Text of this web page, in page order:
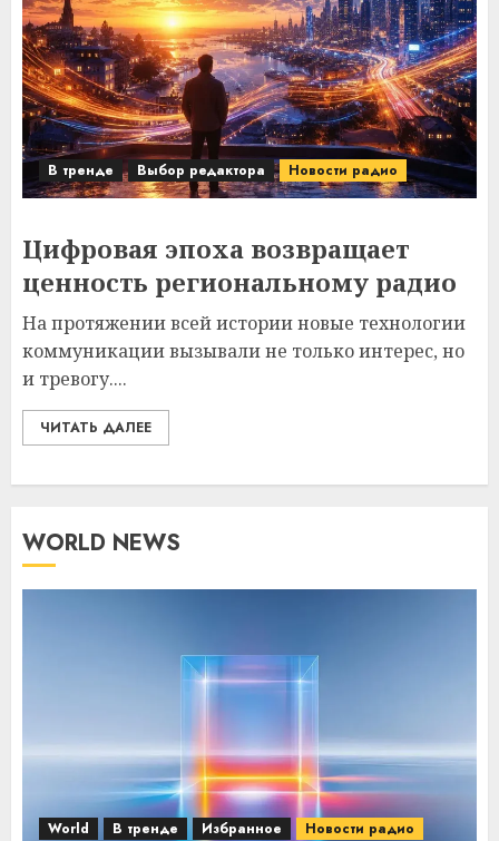
В тренде Выбор редактора Новости радио
Цифровая эпоха возвращает
ценность региональному радио
На протяжении всей истории новые технологии
коммуникации вызывали не только интерес, но
и тревогу....
ЧИТАТЬ ДАЛЕЕ
WORLD NEWS
World В тренде Избранное Новости радио